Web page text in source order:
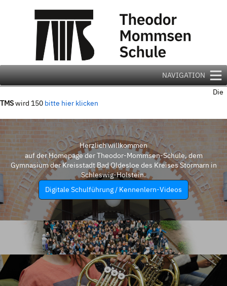
NAVIGATION
Die
TMSwird 150 bitte hier klicken
Herzlich willkommen
auf der Homepage der Theodor-Mommsen-Schule, dem
Gymnasium der Kreisstadt Bad Oldesloe des Kreises Stormarn in
Schleswig-Holstein.
Digitale Schulführung / Kennenlern-Videos